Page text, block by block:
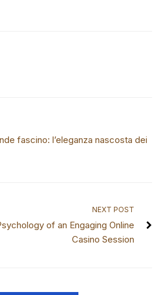
fascino: l’eleganza nascosta dei
NEXT POST
of an Engaging Online
Casino Session